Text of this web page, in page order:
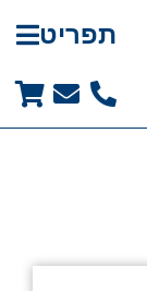
תפריט